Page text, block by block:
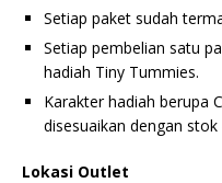
Setiap paket sudah
Setiap pembelian satu
hadiah Tiny Tummies.
Karakter hadiah berupa
disesuaikan dengan
Lokasi Outlet